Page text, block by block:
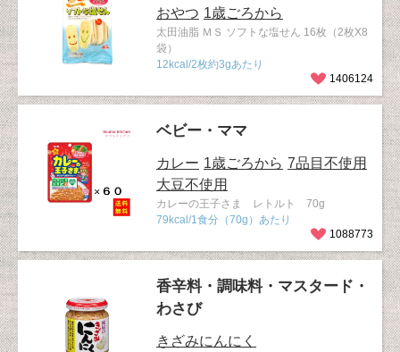
おやつ 1歳ごろから
太田油脂 ＭＳ ソフトな塩せん 16枚（2枚X8
袋）
12kcal/2枚約3gあたり
1406124
ベビー・ママ
カレー 1歳ごろから 7品目不使用
大豆不使用
カレーの王子さま レトルト 70g
79kcal/1食分（70g）あたり
1088773
香辛料・調味料・マスタード・
わさび
きざみにんにく